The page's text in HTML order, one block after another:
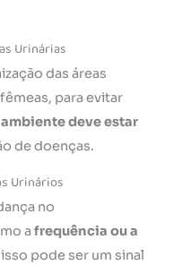
Urinárias
das áreas
para evitar
ambiente deve estar
de doenças.
Urinários
no
a frequência ou a
pode ser um sinal